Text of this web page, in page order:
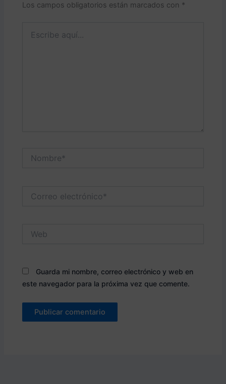
Los campos obligatorios están marcados con *
aquí...
electrónico*
Guarda mi nombre, correo electrónico y web en
este navegador para la próxima vez que comente.